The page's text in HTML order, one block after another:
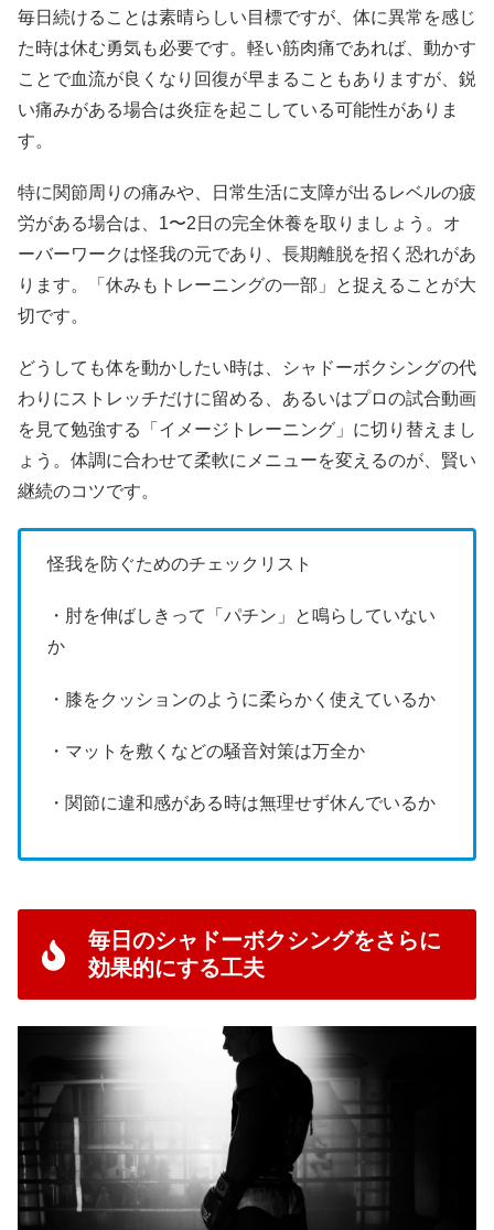
毎日続けることは素晴らしい目標ですが、体に異常を感じ
た時は休む勇気も必要です。軽い筋肉痛であれば、動かす
ことで血流が良くなり回復が早まることもありますが、鋭
い痛みがある場合は炎症を起こしている可能性がありま
す。
特に関節周りの痛みや、日常生活に支障が出るレベルの疲
労がある場合は、1〜2日の完全休養を取りましょう。オ
ーバーワークは怪我の元であり、長期離脱を招く恐れがあ
ります。「休みもトレーニングの一部」と捉えることが大
切です。
どうしても体を動かしたい時は、シャドーボクシングの代
わりにストレッチだけに留める、あるいはプロの試合動画
を見て勉強する「イメージトレーニング」に切り替えまし
ょう。体調に合わせて柔軟にメニューを変えるのが、賢い
継続のコツです。
怪我を防ぐためのチェックリスト
・肘を伸ばしきって「パチン」と鳴らしていない
か
・膝をクッションのように柔らかく使えているか
・マットを敷くなどの騒音対策は万全か
・関節に違和感がある時は無理せず休んでいるか
毎日のシャドーボクシングをさらに
効果的にする工夫